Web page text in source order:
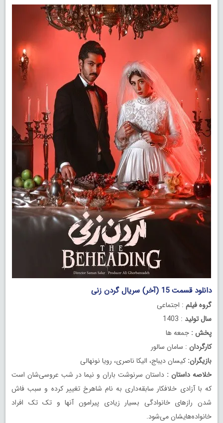
دانلود قسمت 15 (آخر) سریال گردن زنی
گروه فیلم : اجتماعی
سال تولید : 1403
پخش : جمعه ها
کارگردان : سامان سالور
بازیگران: کیسان دیباج، الیکا ناصری، رویا نونهالی
خلاصه داستان : داستان سرنوشت باران و نیما در شب عروسی‌شان است
که با آزادی خلافکار سابقه‌داری به نام شاهرخ تغییر کرده و سبب فاش
شدن رازهای خانوادگی بسیار زیادی پیرامون آنها و تک تک افراد
خانواده‌هایشان می‌شود.